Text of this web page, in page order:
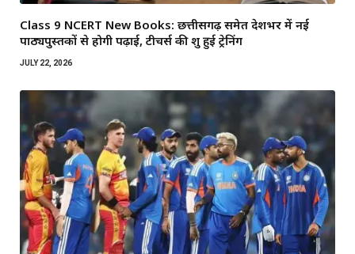
Class 9 NCERT New Books: छत्तीसगढ़ समेत देशभर में नई
पाठ्यपुस्तकों से होगी पढ़ाई, टीचर्स की शुरू हुई ट्रेनिंग
JULY 22, 2026